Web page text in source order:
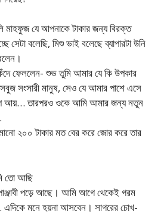
মাহফুজ যে আপনাকে টাকার জন্য বিরক্ত
সেটা বলেছি, মিশু ভাই বলেছে ব্যাপারটা উনি
ফেললেন- শুভ তুমি আমার যে কি উপকার
সংসারী মানুষ, সেও যে আমার পাশে এসে
আয়… তারপরও ওকে আমি আমার জন্য নতুন
২০০ টাকার মত বের করে জোর করে তার
তো আছি
পড়ে আছে। আমি আগে থেকেই গরম
মনে হয়না আসবেন। সাগরের চোখ-